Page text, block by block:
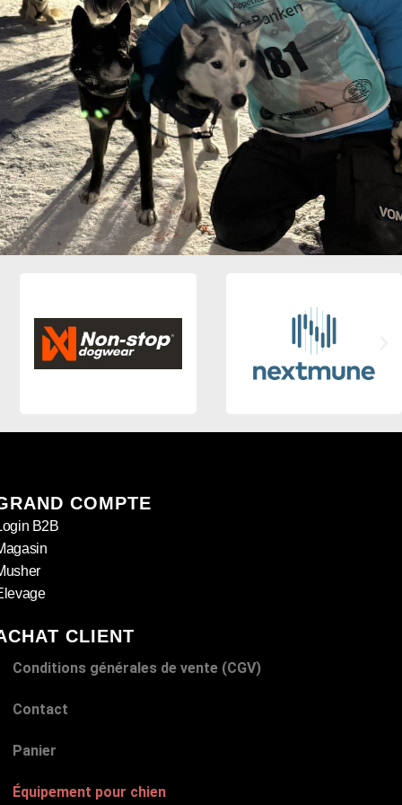
COMPTE
B2B
CLIENT
Conditions générales de vente (CGV)
Contact
Panier
Équipement pour chien